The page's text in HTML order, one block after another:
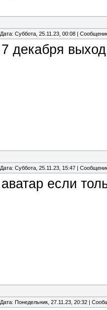
Дата: Суббота, 25.11.23, 00:08 |
7 декабря
Дата: Суббота, 25.11.23, 15:47 |
аватар если
Дата: Понедельник, 27.11.23, 20:32 |